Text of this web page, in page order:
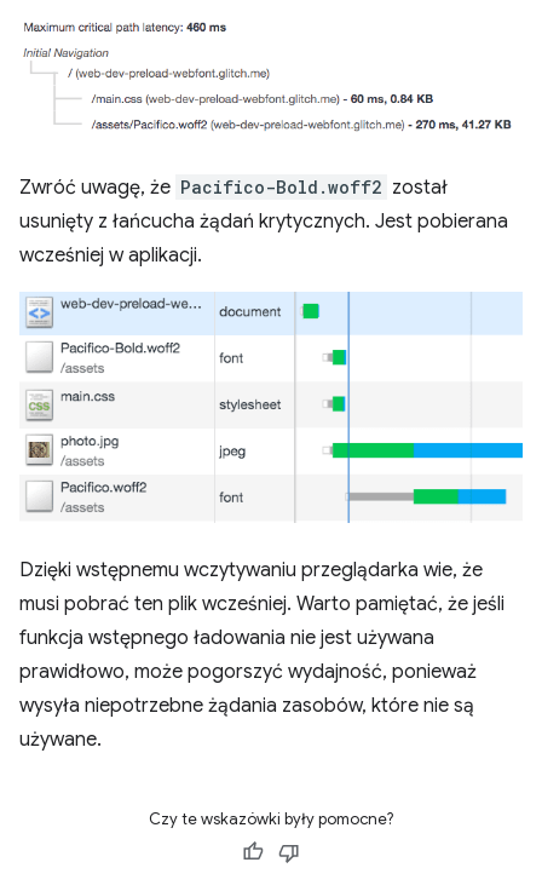
Zwróć uwagę, że Pacifico-Bold.woff2 został
usunięty z łańcucha żądań krytycznych. Jest pobierana
wcześniej w aplikacji.
Dzięki wstępnemu wczytywaniu przeglądarka wie, że
musi pobrać ten plik wcześniej. Warto pamiętać, że jeśli
funkcja wstępnego ładowania nie jest używana
prawidłowo, może pogorszyć wydajność, ponieważ
wysyła niepotrzebne żądania zasobów, które nie są
używane.
Czy te wskazówki były pomocne?